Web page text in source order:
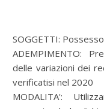
SOGGETTI:
ADEMPIMENTO:
delle variazioni dei
verificatisi nel 2020
MODALITA':